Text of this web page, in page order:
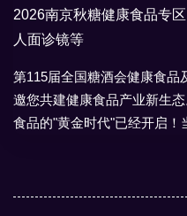
2026南京秋糖健康食品专
人面诊镜等
第115届全国糖酒会健康食
邀您共建健康食品产业新生
食品的"黄金时代"已经开启！